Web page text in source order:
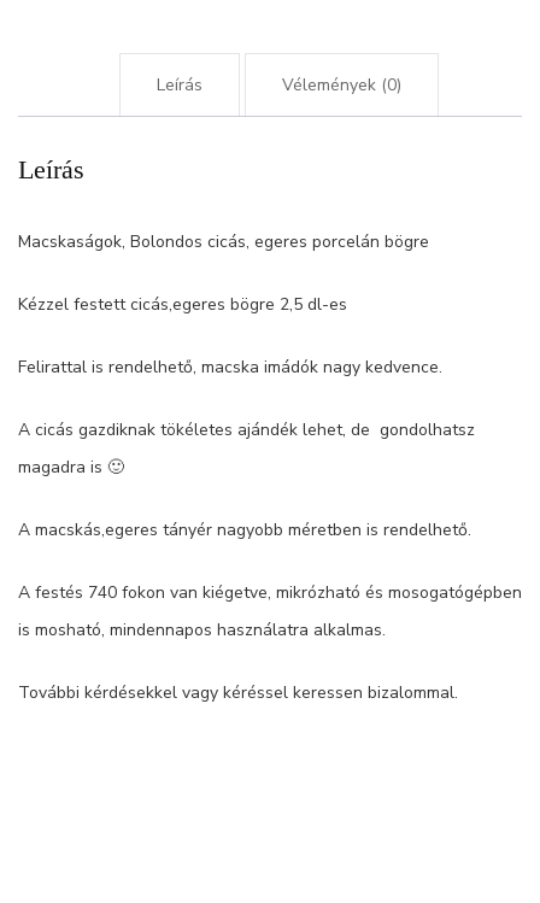
Leírás Vélemények (0)
Leírás
Macskaságok, Bolondos cicás, egeres porcelán bögre
Kézzel festett cicás,egeres bögre 2,5 dl-es
Felirattal is rendelhető, macska imádók nagy kedvence.
A cicás gazdiknak tökéletes ajándék lehet, de gondolhatsz
magadra is 🙂
A macskás,egeres tányér nagyobb méretben is rendelhető.
A festés 740 fokon van kiégetve, mikrózható és mosogatógépben
is mosható, mindennapos használatra alkalmas.
További kérdésekkel vagy kéréssel keressen bizalommal.